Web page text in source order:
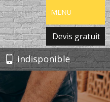
MENU
Devis gratuit
indisponible